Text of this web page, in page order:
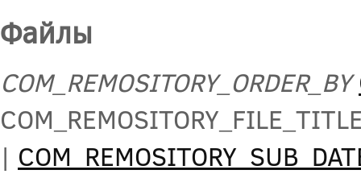
Файлы
COM_REMOSITORY_ORDER_BY
|